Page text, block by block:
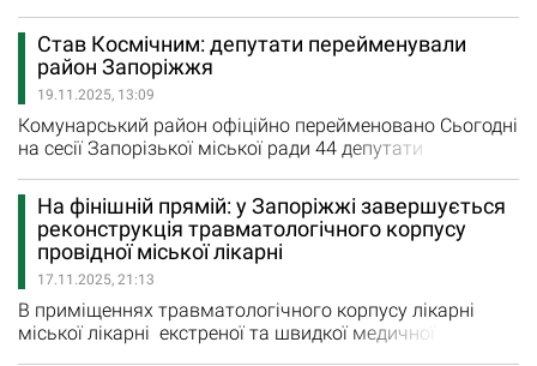
міського бюджету та низки міських бюджетних
програм. Проєкти голосували як пакетами, так і
окремо, але без запрошень на трибуну доповідачів.
Секретар міської ради Регіна Харченко, яка проводила
сесію, наголосила,…
Став Космічним: депутати перейменували
район Запоріжжя
19.11.2025, 13:09
Комунарський район офіційно перейменовано Сьогодні
на сесії Запорізької міської ради 44 депутати
Комунарського району на Космічний. Ще троє не
голосували. Рішення ухвалили в межах декомунізації
та оновлення топонімічної карти міста. За словами
представників міськради, попередня назва мала
радянське походження та…
На фінішній прямій: у Запоріжжі завершується
реконструкція травматологічного корпусу
провідної міської лікарні
17.11.2025, 21:13
В приміщеннях травматологічного корпусу лікарні
міської лікарні екстреної та швидкої медичної